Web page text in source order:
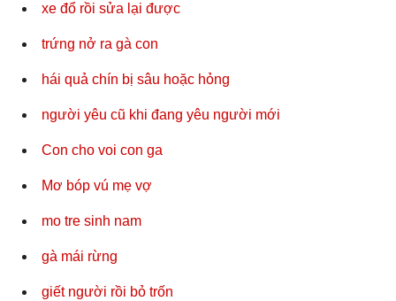
xe đổ rồi sửa lại được
trứng nở ra gà con
hái quả chín bị sâu hoặc hỏng
người yêu cũ khi đang yêu người mới
Con cho voi con ga
Mơ bóp vú mẹ vợ
mo tre sinh nam
gà mái rừng
giết người rồi bỏ trốn